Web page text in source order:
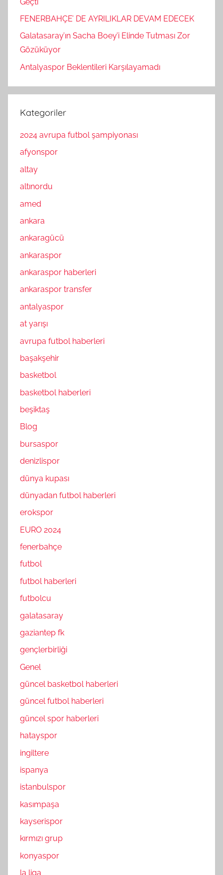
FENERBAHÇE’ DE AYRILIKLAR DEVAM EDECEK
Galatasaray’ın Sacha Boey’i Elinde Tutması Zor
Gözüküyor
Antalyaspor Beklentileri Karşılayamadı
Kategoriler
2024 avrupa futbol şampiyonası
afyonspor
altay
altınordu
amed
ankara
ankaragücü
ankaraspor
ankaraspor haberleri
ankaraspor transfer
antalyaspor
at yarışı
avrupa futbol haberleri
başakşehir
basketbol
basketbol haberleri
beşiktaş
Blog
bursaspor
denizlispor
dünya kupası
dünyadan futbol haberleri
erokspor
EURO 2024
fenerbahçe
futbol
futbol haberleri
futbolcu
galatasaray
gaziantep fk
gençlerbirliği
Genel
güncel basketbol haberleri
güncel futbol haberleri
güncel spor haberleri
hatayspor
ingiltere
ispanya
istanbulspor
kasımpaşa
kayserispor
kırmızı grup
konyaspor
la liga